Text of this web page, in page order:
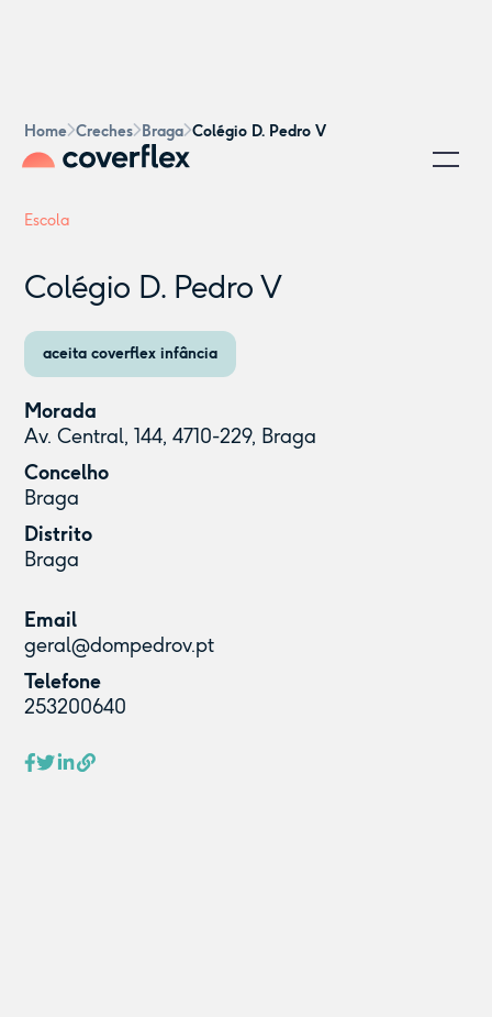
Home Creches Braga Colégio D. Pedro V
Escola
Colégio D. Pedro V
aceita coverflex infância
Morada
Av. Central, 144, 4710-229, Braga
Concelho
Braga
Distrito
Braga
Email
geral@dompedrov.pt
Telefone
253200640